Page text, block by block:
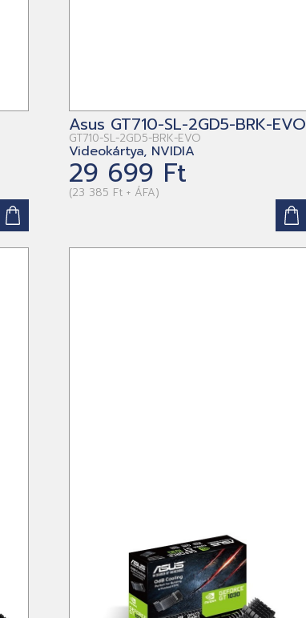
Asus GT710-SL-2GD5-BRK-EVO
GT710-SL-2GD5-BRK-EVO
Videokártya, NVIDIA
29 699 Ft
(23 385 Ft + ÁFA)